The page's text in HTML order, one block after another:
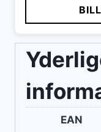
EAN